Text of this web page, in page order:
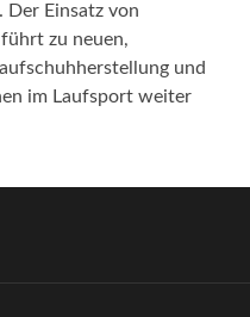
Der Einsatz von
zu neuen,
und
im Laufsport weiter